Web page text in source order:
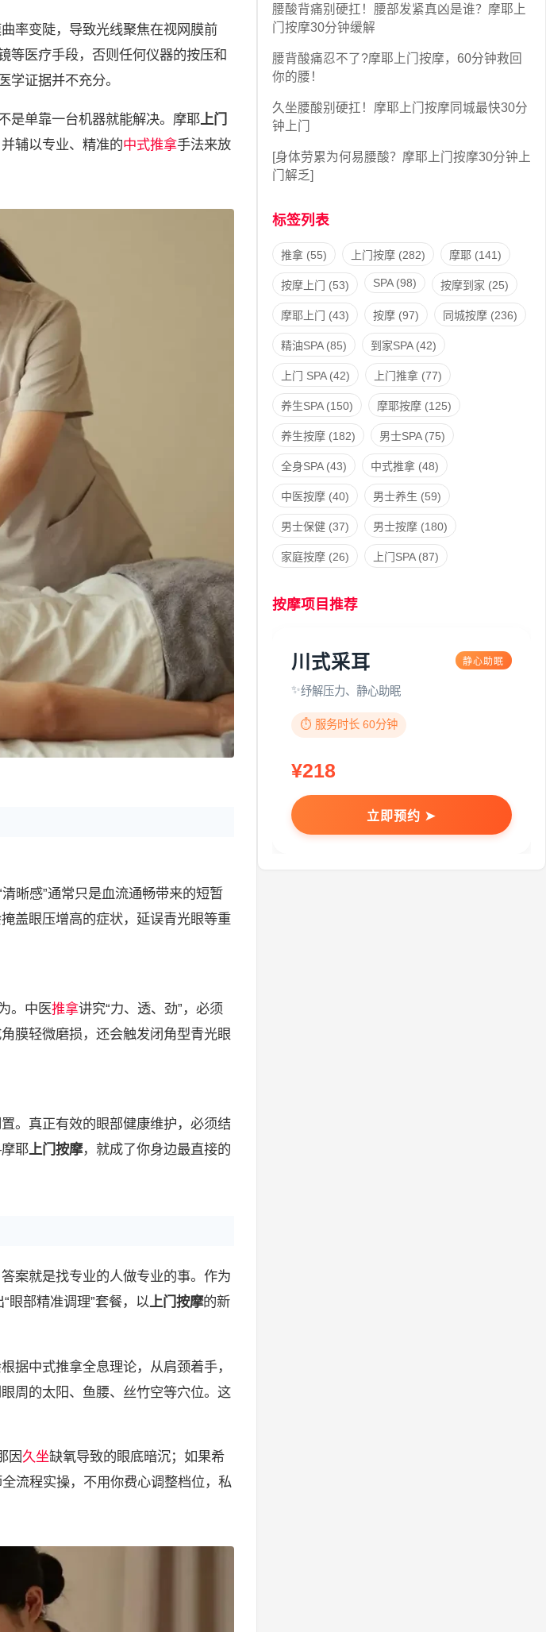
率变陡，导致光线聚焦在视网膜前
等医疗手段，否则任何仪器的按压和
学证据并不充分。
是单靠一台机器就能解决。摩耶 上门
辅以专业、精准的中式推拿手法来放
晰感”通常只是血流通畅带来的短暂
盖眼压增高的症状，延误青光眼等重
。中医推拿讲究“力、透、劲”，必须
膜轻微磨损，还会触发闭角型青光眼
。真正有效的眼部健康维护，必须结
耶上门按摩，就成了你身边最直接的
案就是找专业的人做专业的事。作为
“眼部精准调理”套餐，以上门按摩的新
据中式推拿全息理论，从肩颈着手，
周的太阳、鱼腰、丝竹空等穴位。这
因久坐缺氧导致的眼底暗沉；如果希
流程实操，不用你费心调整档位，私
腰酸背痛别硬扛！腰部发紧真凶是谁？摩耶上
门按摩30分钟缓解
腰背酸痛忍不了?摩耶上门按摩，60分钟救回
你的腰！
久坐腰酸别硬扛！摩耶上门按摩同城最快30分
钟上门
[身体劳累为何易腰酸？摩耶上门按摩30分钟上
门解乏]
标签列表
推拿(55) 上门按摩(282) 摩耶(141)
按摩上门 (53) SPA(98) 按摩到家 (25)
摩耶上门 (43) 按摩(97) 同城按摩(236)
精油SPA(85) 到家SPA(42)
上门 SPA(42) 上门推拿(77)
养生SPA(150) 摩耶按摩(125)
养生按摩(182) 男士SPA(75)
全身SPA(43) 中式推拿(48)
中医按摩(40) 男士养生 (59)
男士保健(37) 男士按摩(180)
家庭按摩(26) 上门SPA(87)
按摩项目推荐
川式采耳 静心助眠
纾解压力、静心助眠
⏱️ 服务时长 60分钟
¥218
立即预约 ➤